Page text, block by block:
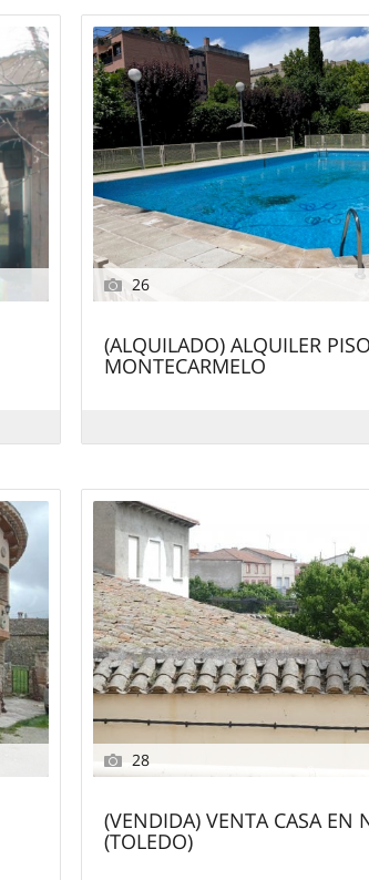
26
(ALQUILADO) ALQUILER
MONTECARMELO
28
(VENDIDA) VENTA CASA EN
(TOLEDO)